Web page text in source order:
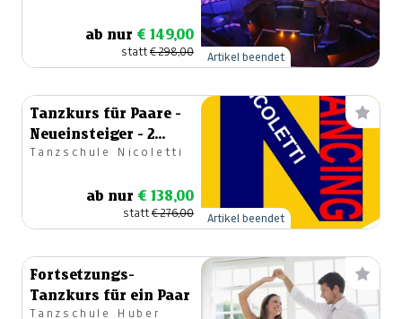
ab nur € 149,00
statt€ 298,00 Artikel beendet
Tanzkurs für Paare -
Neueinsteiger - 2
Monate
Tanzschule Nicoletti
ab nur € 138,00
statt€ 276,00 Artikel beendet
Fortsetzungs-
Tanzkurs für ein Paar
Tanzschule Huber